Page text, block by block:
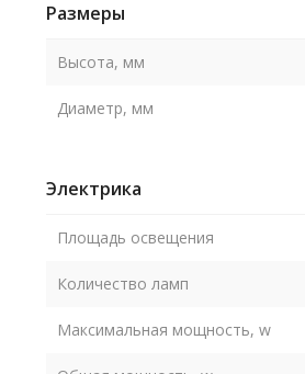
Размеры
Высота, мм
Диаметр, мм
Электрика
Площадь освещения
Количество ламп
Максимальная мощность, w